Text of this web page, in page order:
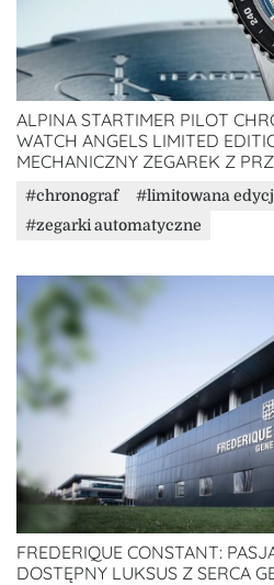
ALPINA STARTIMER PILOT
WATCH ANGELS LIMITED
MECHANICZNY ZEGAREK Z
chronograf limitowana
zegarki automatyczne
FREDERIQUE CONSTANT:
DOSTĘPNY LUKSUS Z SERCA